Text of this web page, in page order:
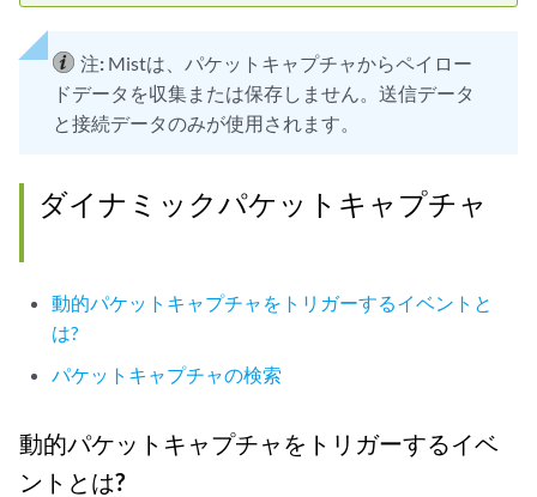
注: Mistは、パケットキャプチャからペイロー
ドデータを収集または保存しません。送信データ
と接続データのみが使用されます。
ダイナミックパケットキャプチャ
動的パケットキャプチャをトリガーするイベントと
は?
パケットキャプチャの検索
動的パケットキャプチャをトリガーするイベ
ントとは?